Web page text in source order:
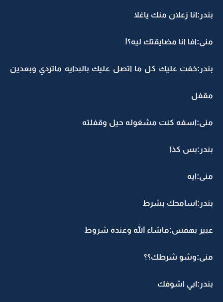
بندر:انا زعلان منك ياغلا
منى:افا انا مضايقتك ليه؟!
بندر:خفت عليك كل ما اتصل عليك بالبدايه ماتردي وبعدين
مقفل
منى:اسفه كنت مشغوله حيل وقفلته
بندر:بس كذا
منى:ايه
بندر:اسامحك بشرط
عبير بهمس:ماشاء الله وعنده شروط
منى:وشو شرطك؟؟
بندر:ابي اشوفك